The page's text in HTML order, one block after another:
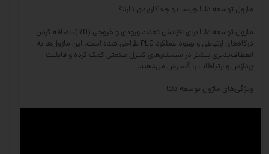
ماژول توسعه دلتا چیست و چه کاربردی دارد؟
ماژول توسعه دلتا برای افزایش تعداد ورودی و خروجی (I/O)، اضافه کردن
درگاه‌های ارتباطی و بهبود عملکرد PLC طراحی شده است. این ماژول‌ها به
انعطاف‌پذیری بیشتر در سیستم‌های کنترل صنعتی کمک کرده و قابلیت
پردازش و ارتباطات را گسترش می‌دهند.
ویژگی‌های ماژول توسعه دلتا